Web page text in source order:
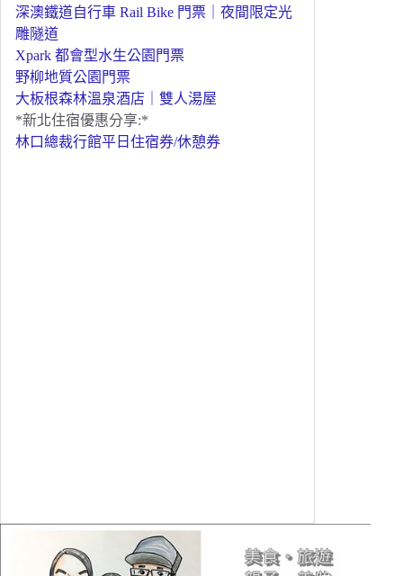
深澳鐵道自行車 Rail Bike 門票｜夜間限定光
雕隧道
Xpark 都會型水生公園門票
野柳地質公園門票
大板根森林溫泉酒店｜雙人湯屋
*新北住宿優惠分享:*
林口總裁行館平日住宿券/休憩券